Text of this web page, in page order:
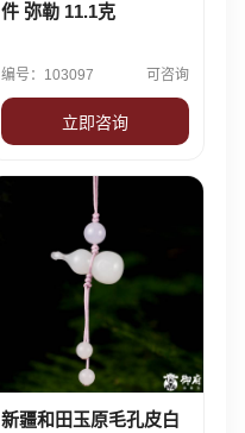
件 弥勒 11.1克
编号：103097 可咨询
立即咨询
新疆和田玉原毛孔皮白